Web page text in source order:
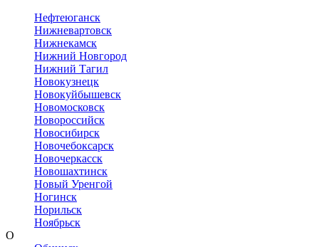
Нефтеюганск
Нижневартовск
Нижнекамск
Нижний Новгород
Нижний Тагил
Новокузнецк
Новокуйбышевск
Новомосковск
Новороссийск
Новосибирск
Новочебоксарск
Новочеркасск
Новошахтинск
Новый Уренгой
Ногинск
Норильск
Ноябрьск
О